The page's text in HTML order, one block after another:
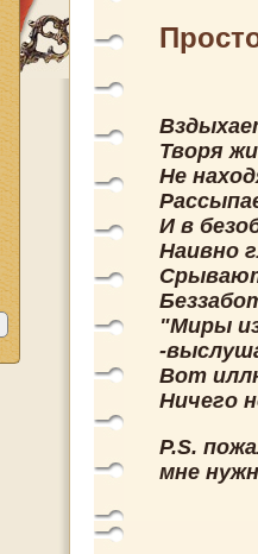
Творя
Не
И в
Наивно
"Миры
-
Вот
Ничего
P.S.
мне